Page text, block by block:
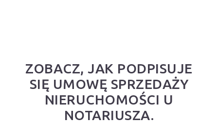
ZOBACZ, JAK PODPISUJE
SIĘ UMOWĘ SPRZEDAŻY
NIERUCHOMOŚCI U
NOTARIUSZA.